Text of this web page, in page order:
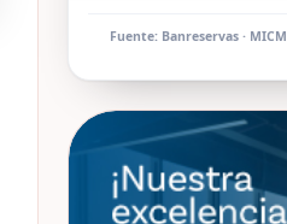
Fuente: Banreservas · MICM